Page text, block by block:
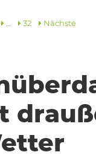
32 Nächste